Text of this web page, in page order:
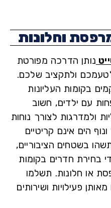
וחלונות
הדרכה מפורטת
ולתקציב שלכם.
העליונות
ילדים, חשוב
לצורך נוחות
אינם קריטיים
הציבוריים,
חדרים בקומות
תשלמו
ושירותים